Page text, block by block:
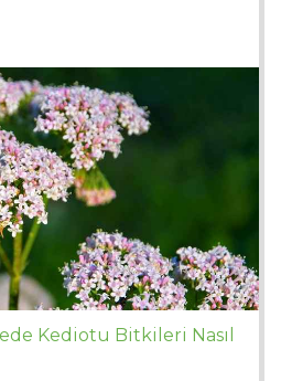
Kediotu Bitkileri Nasıl